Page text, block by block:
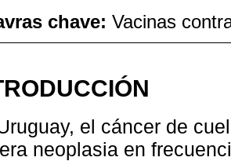
chave: Vacinas
el cáncer de
neoplasia en